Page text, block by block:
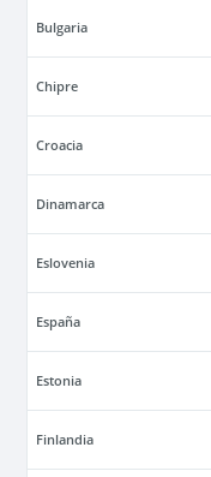
Bulgaria
Chipre
Croacia
Dinamarca
Eslovenia
España
Estonia
Finlandia